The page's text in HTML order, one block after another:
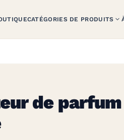
CATÉGORIES DE PRODUITS 
de parfum